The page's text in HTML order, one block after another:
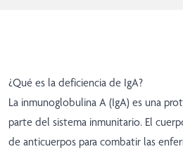
¿Qué es la deficiencia de IgA?
La inmunoglobulina A (IgA) es una
parte del sistema inmunitario. El
de anticuerpos para combatir las